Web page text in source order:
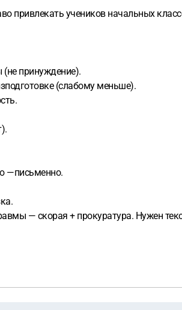
привлекать учеников начальных
принуждение).
(слабому меньше).
—письменно.
— скорая + прокуратура. Нужен